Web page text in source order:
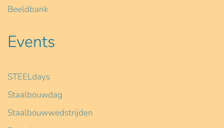
Beeldbank
Events
STEELdays
Staalbouwdag
Staalbouwwedstrijden